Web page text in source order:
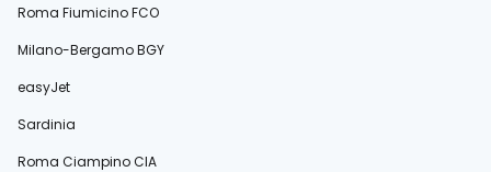
Roma Fiumicino FCO
Milano-Bergamo BGY
easyJet
Sardinia
Roma Ciampino CIA